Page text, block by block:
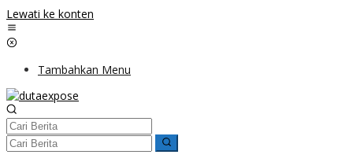
Lewati ke konten
Tambahkan Menu